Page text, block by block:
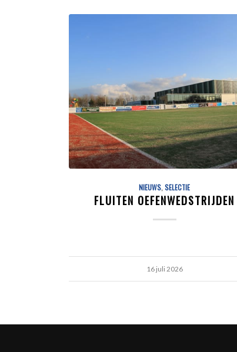
NIEUWS,SELECTIE
FLUITEN OEFENWEDSTRIJDEN
16 juli 2026